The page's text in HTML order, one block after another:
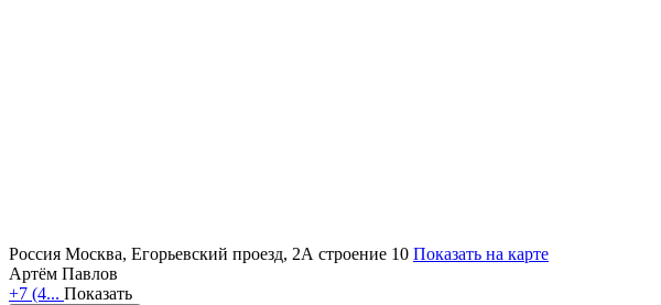
Россия Москва, Егорьевский проезд, 2А строение 10 Показать на карте
Артём Павлов
+7 (4... Показать